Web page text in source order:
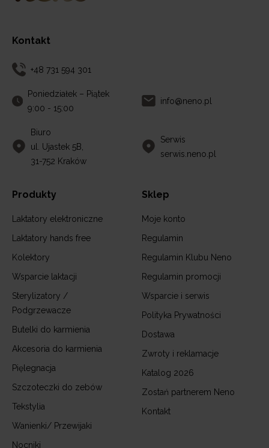
Kontakt
+48 731 594 301
Poniedziałek – Piątek
9:00 - 15:00
info@neno.pl
Biuro
ul. Ujastek 5B,
31-752 Kraków
Serwis
serwis.neno.pl
Produkty
Laktatory elektroniczne
Laktatory hands free
Kolektory
Wsparcie laktacji
Sterylizatory /
Podgrzewacze
Butelki do karmienia
Akcesoria do karmienia
Pięlegnacja
Szczoteczki do zebów
Tekstylia
Wanienki/ Przewijaki
Nocniki
Sklep
Moje konto
Regulamin
Regulamin Klubu Neno
Regulamin promocji
Wsparcie i serwis
Polityka Prywatności
Dostawa
Zwroty i reklamacje
Katalog 2026
Zostań partnerem Neno
Kontakt